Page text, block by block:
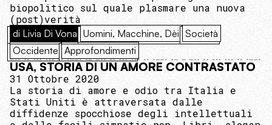
biopolitico sul quale plasmare una nuova
(post)verità
di Livia Di Vona Uomini, Macchine, Dèi Società
Occidente Approfondimenti
USA, STORIA DI UN AMORE CONTRASTATO
31 Ottobre 2020
La storia di amore e odio tra Italia e
Stati Uniti è attraversata dalle
diffidenze spocchiose degli intellettuali